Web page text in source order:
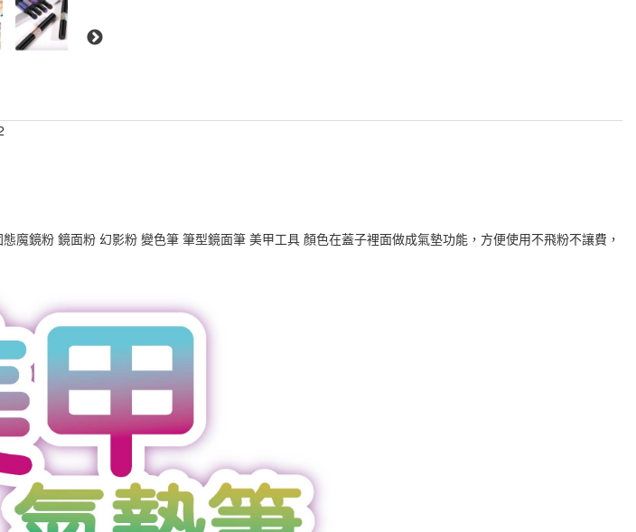
鏡粉 鏡面粉 幻影粉 變色筆 筆型鏡面筆 美甲工具 顏色在蓋子裡面做成氣墊功能，方便使用不飛粉不讓費，